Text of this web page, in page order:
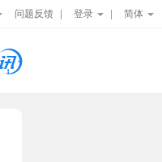
问题反馈 登录 简体